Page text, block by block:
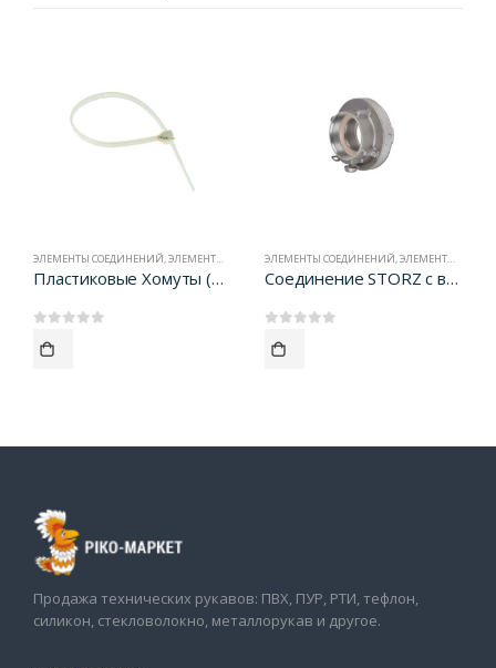
ЭЛЕМЕНТЫ СОЕДИНЕНИЙ,ЭЛЕМЕНТЫ СОЕДИНЕНИЯ
Пластиковые Хомуты (Белые)
ЭЛЕМЕНТЫ СОЕДИНЕНИЙ,ЭЛЕМЕНТЫ СОЕДИНЕНИЯ
Соединение STORZ с внутренней BSP резьбой
Продажа технических рукавов: ПВХ, ПУР, РТИ, тефлон,
силикон, стекловолокно, металлорукав и другое.